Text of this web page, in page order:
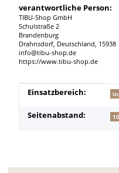
verantwortliche Person:
TIBU-Shop GmbH
Schulstraße 2
Brandenburg
Drahnsdorf, Deutschland, 15938
info@tibu-shop.de
https://www.tibu-shop.de
Produkteigenschaft
Wert
Einsatzbereich:
Seitenabstand: